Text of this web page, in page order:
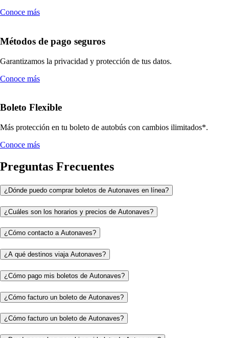
Conoce más
Métodos de pago seguros
Garantizamos la privacidad y protección de tus datos.
Conoce más
Boleto Flexible
Más protección en tu boleto de autobús con cambios ilimitados*.
Conoce más
Preguntas Frecuentes
¿Dónde puedo comprar boletos de Autonaves en línea?
¿Cuáles son los horarios y precios de Autonaves?
¿Cómo contacto a Autonaves?
¿A qué destinos viaja Autonaves?
¿Cómo pago mis boletos de Autonaves?
¿Cómo facturo un boleto de Autonaves?
¿Cómo facturo un boleto de Autonaves?